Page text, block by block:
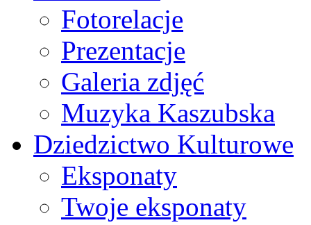
Fotorelacje
Prezentacje
Galeria zdjęć
Muzyka Kaszubska
Dziedzictwo Kulturowe
Eksponaty
Twoje eksponaty